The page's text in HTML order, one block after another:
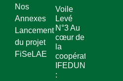
Nos
Annexes
Lancement
du projet
FiSeLAE
Voile
Levé
N°3 Au
cœur de
la
coopérative
IFEDUN
: